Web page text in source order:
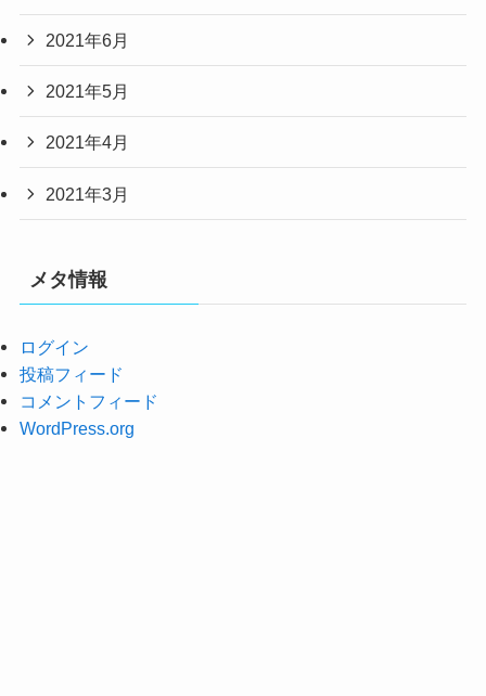
2021年6月
2021年5月
2021年4月
2021年3月
メタ情報
ログイン
投稿フィード
コメントフィード
WordPress.org